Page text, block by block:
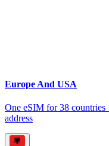
Europe And USA
One eSIM for 38
address